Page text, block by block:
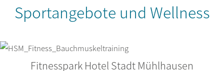
Sportangebote und Wellness
Fitnesspark Hotel Stadt Mühlhausen